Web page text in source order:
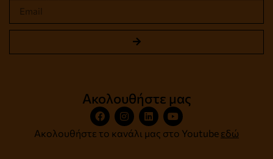
Ακολουθήστε μας
Ακολουθήστε το κανάλι μας στο Youtube εδώ